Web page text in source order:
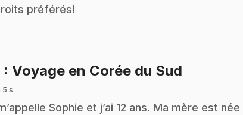
préférés!
: Voyage en Corée du Sud
5 s
Sophie et j’ai 12 ans. Ma mère est née